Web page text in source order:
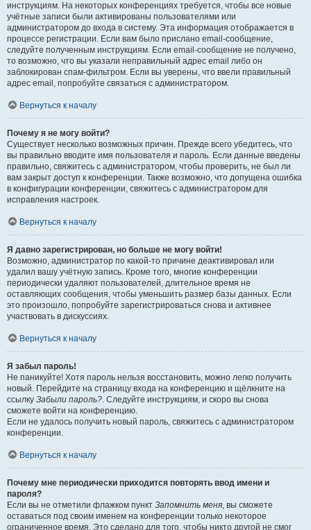
инструкциям. На некоторых конференциях требуется, чтобы все новые
учётные записи были активированы пользователями или
администратором до входа в систему. Эта информация отображается в
процессе регистрации. Если вам было прислано email-сообщение,
следуйте полученным инструкциям. Если email-сообщение не получено,
то возможно, что вы указали неправильный адрес email либо он
заблокирован спам-фильтром. Если вы уверены, что ввели правильный
адрес email, попробуйте связаться с администратором.
Вернуться к началу
Почему я не могу войти?
Существует несколько возможных причин. Прежде всего убедитесь, что
вы правильно вводите имя пользователя и пароль. Если данные введены
правильно, свяжитесь с администратором, чтобы проверить, не был ли
вам закрыт доступ к конференции. Также возможно, что допущена ошибка
в конфигурации конференции, свяжитесь с администратором для
исправления настроек.
Вернуться к началу
Я давно зарегистрирован, но больше не могу войти!
Возможно, администратор по какой-то причине деактивировал или
удалил вашу учётную запись. Кроме того, многие конференции
периодически удаляют пользователей, длительное время не
оставляющих сообщения, чтобы уменьшить размер базы данных. Если
это произошло, попробуйте зарегистрироваться снова и активнее
участвовать в дискуссиях.
Вернуться к началу
Я забыл пароль!
Не паникуйте! Хотя пароль нельзя восстановить, можно легко получить
новый. Перейдите на страницу входа на конференцию и щёлкните на
ссылку Забыли пароль?. Следуйте инструкциям, и скоро вы снова
сможете войти на конференцию.
Если не удалось получить новый пароль, свяжитесь с администратором
конференции.
Вернуться к началу
Почему мне периодически приходится повторять ввод имени и
пароля?
Если вы не отметили флажком пункт Запомнить меня, вы сможете
оставаться под своим именем на конференции только некоторое
ограниченное время. Это сделано для того, чтобы никто другой не смог